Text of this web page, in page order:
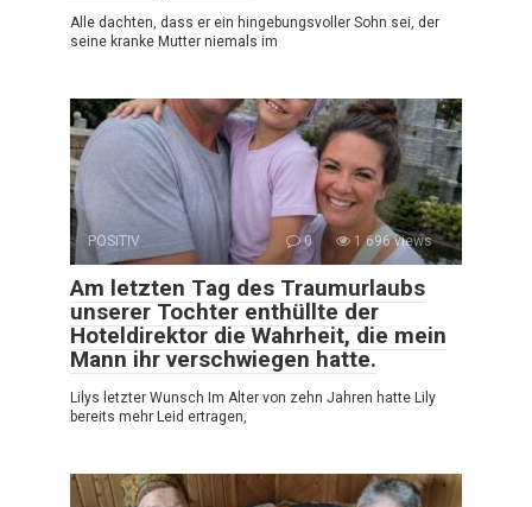
Alle dachten, dass er ein hingebungsvoller Sohn sei, der
seine kranke Mutter niemals im
POSITIV 0 1 696 views
Am letzten Tag des Traumurlaubs
unserer Tochter enthüllte der
Hoteldirektor die Wahrheit, die mein
Mann ihr verschwiegen hatte.
Lilys letzter Wunsch Im Alter von zehn Jahren hatte Lily
bereits mehr Leid ertragen,